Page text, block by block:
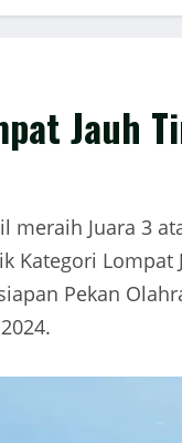
Jauh
meraih Juara 3
Kategori Lompat
Pekan